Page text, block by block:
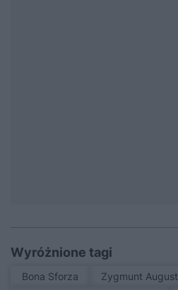
Wyróżnione tagi
Bona Sforza
Zygmunt August